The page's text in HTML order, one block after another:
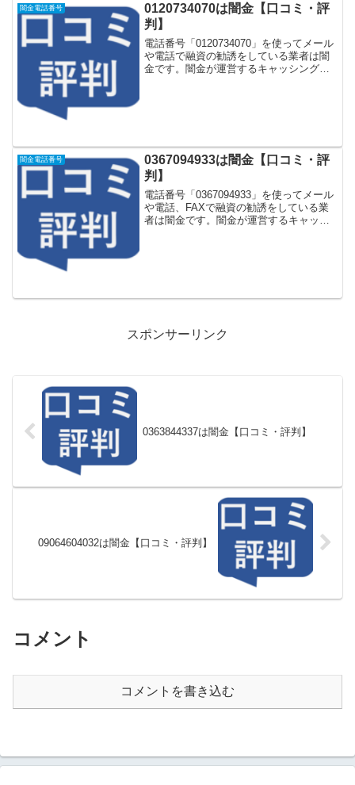
闇金電話番号
0120734070は闇金【口コミ・評
判】
電話番号「0120734070」を使ってメール
や電話で融資の勧誘をしている業者は闇
金です。闇金が運営するキャッシング一
闇金電話番号
0367094933は闇金【口コミ・評
判】
電話番号「0367094933」を使ってメール
や電話、FAXで融資の勧誘をしている業
者は闇金です。闇金が運営するキャッシ
スポンサーリンク
0363844337は闇金【口コミ・評判】
09064604032は闇金【口コミ・評判】
コメント
コメントを書き込む